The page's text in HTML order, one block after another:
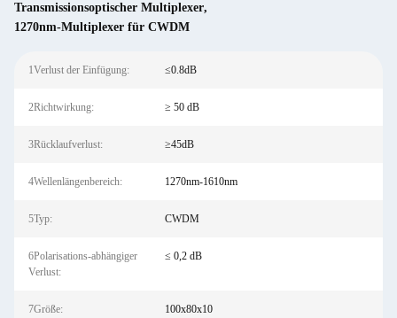
Transmissionsoptischer Multiplexer,
1270nm-Multiplexer für CWDM
1Verlust der Einfügung: ≤0.8dB
2Richtwirkung: ≥ 50 dB
3Rücklaufverlust: ≥45dB
4Wellenlängenbereich: 1270nm-1610nm
5Typ: CWDM
6Polarisations-abhängiger
Verlust:
≤ 0,2 dB
7Größe: 100x80x10